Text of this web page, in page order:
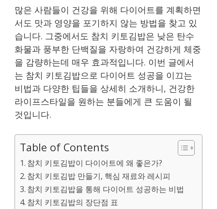
많은 사람들이 건강을 위해 다이어트를 계획하면
서도 맛과 영양을 포기하지 않는 방법을 찾고 있
습니다. 그중에서도 참치 키토김밥은 낮은 탄수
화물과 풍부한 단백질을 자랑하여 건강하게 체중
을 감량하는데 매우 효과적입니다. 이번 글에서
는 참치 키토김밥으로 다이어트 성공을 이끄는
비법과 다양한 팁들을 상세히 소개하니, 건강한
라이프스타일을 원하는 분들에게 큰 도움이 될
것입니다.
Table of Contents
참치 키토김밥이 다이어트에 왜 좋은가?
참치 키토김밥 만들기, 핵심 재료와 레시피
참치 키토김밥을 통해 다이어트 성공하는 비법
참치 키토김밥의 장단점 표